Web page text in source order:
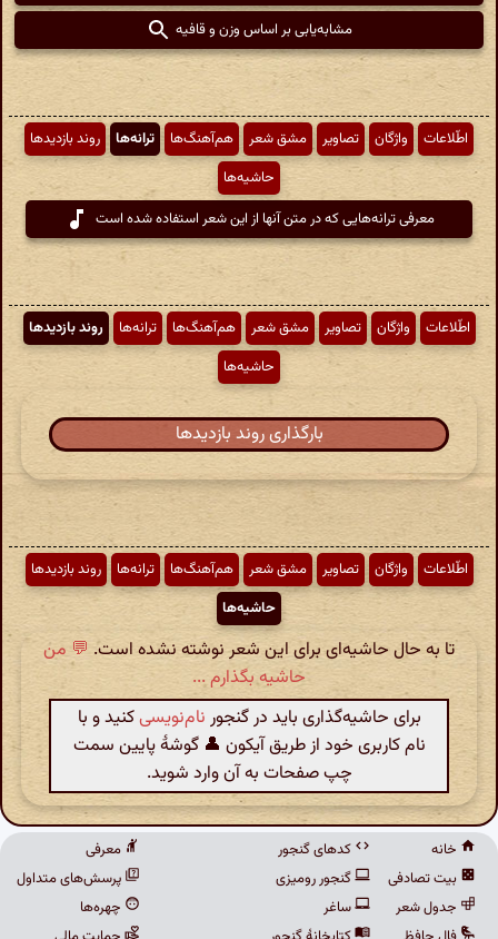
مشابه‌یابی بر اساس وزن و قافیه
اطّلاعات واژگان تصاویر مشق شعر هم‌آهنگ‌ها ترانه‌ها
روند بازدیدها
حاشیه‌ها
معرفی ترانه‌هایی که در متن آنها از این شعر استفاده شده است
اطّلاعات واژگان تصاویر مشق شعر هم‌آهنگ‌ها ترانه‌ها
روند بازدیدها
حاشیه‌ها
بارگذاری روند بازدیدها
اطّلاعات واژگان تصاویر مشق شعر هم‌آهنگ‌ها ترانه‌ها
روند بازدیدها
حاشیه‌ها
تا به حال حاشیه‌ای برای این شعر نوشته نشده است. 💬 من
حاشیه بگذارم ...
برای حاشیه‌گذاری باید در گنجور نام‌نویسیکنید و با
نام کاربری خود از طریق آیکون 👤 گوشهٔ پایین سمت
چپ صفحات به آن وارد شوید.
خانه
بیت تصادفی
جدول شعر
کدهای گنجور
گنجور رومیزی
ساغر
معرفی
پرسش‌های متداول
چهره‌ها